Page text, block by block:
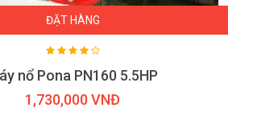
ĐẶT HÀNG
nổ Pona PN160 5.5HP
1,730,000 VNĐ